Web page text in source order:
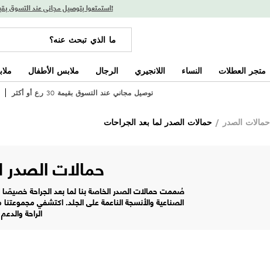
استمتعوا بتوصيل مجاني عند التسوق بقيمة 9 ر.ع فقط. متوفر لفترة محدودة فقط!
متجر العطلات النساء اللانجيري الرجال ملابس الأطفال
توصيل مجاني عند التسوق بقيمة 30 ر.ع أو أكثر
حمالات الصدر / حمالات الصدر لما بعد الجراحات
حمالات الصدر
صُممت حمالات الصدر الخاصة بنا لما بعد الجراحة
الصناعية والأنسجة الناعمة على الجلد. اكتشفي
الراحة